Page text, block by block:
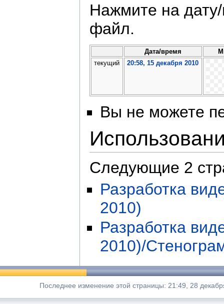
Нажмите на
файл.
Дата/время
текущий
20:58, 15 декабря 2010
Вы не можете
Следующие 2
Разработка
2010)
Разработка
2010)/
Последнее изменение этой страницы: 21:49, 28